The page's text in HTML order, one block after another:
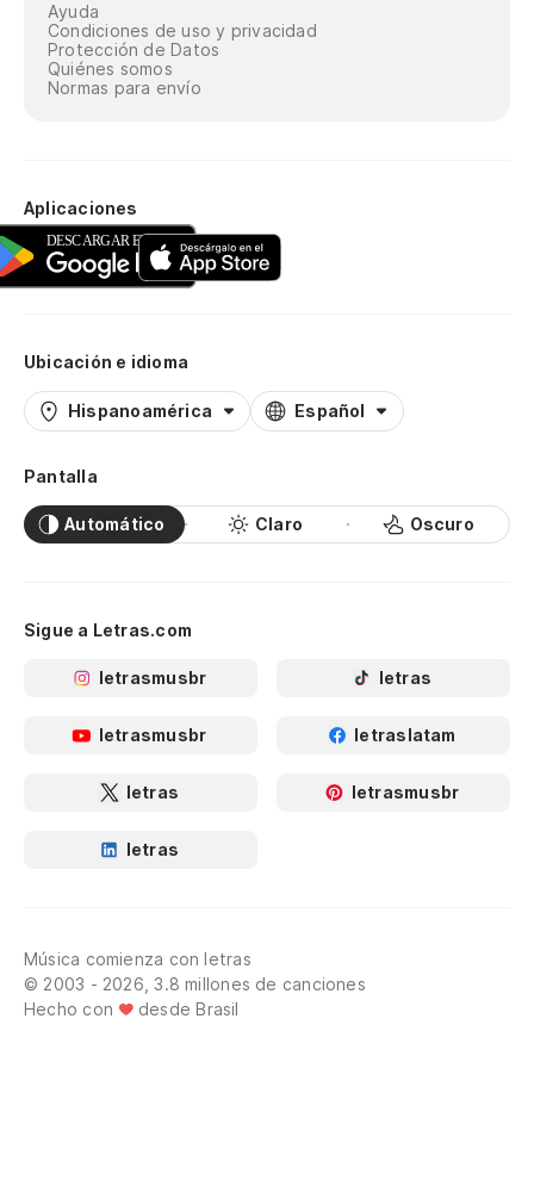
Ayuda
Condiciones de uso y privacidad
Protección de Datos
Quiénes somos
Normas para envío
Aplicaciones
Ubicación e idioma
Hispanoamérica Español
Pantalla
Automático Claro Oscuro
Sigue a Letras.com
letrasmusbr letras
letrasmusbr letraslatam
letras letrasmusbr
letras
Música comienza con letras
© 2003 - 2026, 3.8 millones de canciones
Hecho con
desde Brasil